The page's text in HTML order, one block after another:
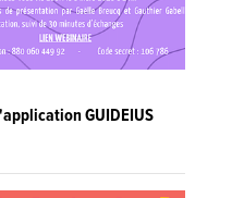
GUIDEIUS